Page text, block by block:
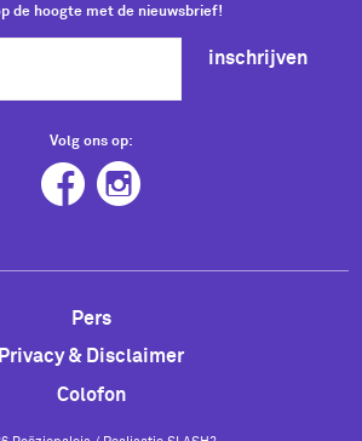
de hoogte met de nieuwsbrief!
inschrijven
Volg ons op:
Pers
Privacy & Disclaimer
Colofon